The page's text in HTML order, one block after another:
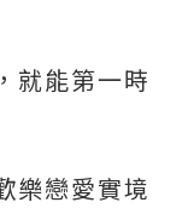
就能第一時
樂戀愛實境